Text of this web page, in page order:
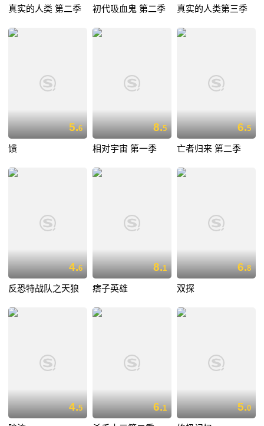
真实的人类 第二季 初代吸血鬼 第二季 真实的人类第三季
5.6
馈
8.5
相对宇宙 第一季
6.5
亡者归来 第二季
4.6
反恐特战队之天狼
8.1
痞子英雄
6.8
双探
4.5 6.1 5.0